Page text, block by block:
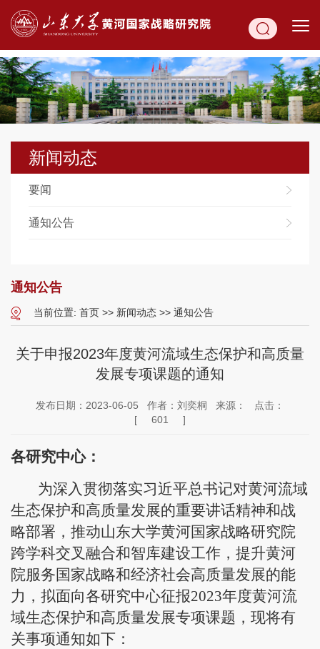
新闻动态
要闻
通知公告
通知公告
当前位置: 首页 >> 新闻动态 >> 通知公告
关于申报2023年度黄河流域生态保护和高质量
发展专项课题的通知
发布日期：2023-06-05 作者：刘奕桐 来源： 点击：
[
601 ]
各研究中心：
为深入贯彻落实习近平总书记对黄河流域
生态保护和高质量发展的重要讲话精神和战
略部署，推动山东大学黄河国家战略研究院
跨学科交叉融合和智库建设工作，提升黄河
院服务国家战略和经济社会高质量发展的能
力，拟面向各研究中心征报2023年度黄河流
域生态保护和高质量发展专项课题，现将有
关事项通知如下：